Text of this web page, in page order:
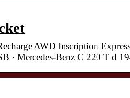
AWD Inscription
· Mercedes-Benz C 220 T d